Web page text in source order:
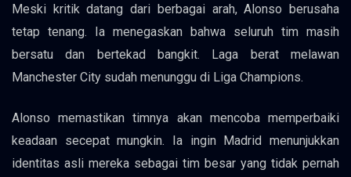
Meski kritik datang dari berbagai arah, Alonso berusaha
tetap tenang. Ia menegaskan bahwa seluruh tim masih
bersatu dan bertekad bangkit. Laga berat melawan
Manchester City sudah menunggu di Liga Champions.
Alonso memastikan timnya akan mencoba memperbaiki
keadaan secepat mungkin. Ia ingin Madrid menunjukkan
identitas asli mereka sebagai tim besar yang tidak pernah